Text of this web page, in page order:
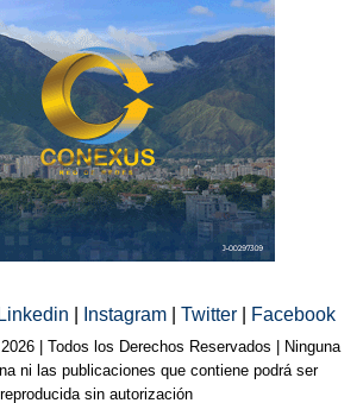
Linkedin Instagram Twitter Facebook
| Todos los Derechos Reservados | Ninguna
ni las publicaciones que contiene podrá ser
reproducida sin autorización